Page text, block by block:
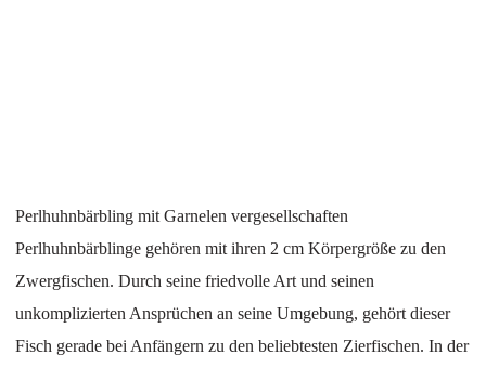
Perlhuhnbärbling mit Garnelen vergesellschaften
Perlhuhnbärblinge gehören mit ihren 2 cm Körpergröße zu den
Zwergfischen. Durch seine friedvolle Art und seinen
unkomplizierten Ansprüchen an seine Umgebung, gehört dieser
Fisch gerade bei Anfängern zu den beliebtesten Zierfischen. In der